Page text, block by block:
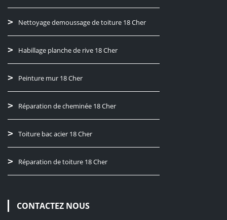
Nettoyage demoussage de toiture 18 Cher
Habillage planche de rive 18 Cher
Peinture mur 18 Cher
Réparation de cheminée 18 Cher
Toiture bac acier 18 Cher
Réparation de toiture 18 Cher
CONTACTEZ NOUS